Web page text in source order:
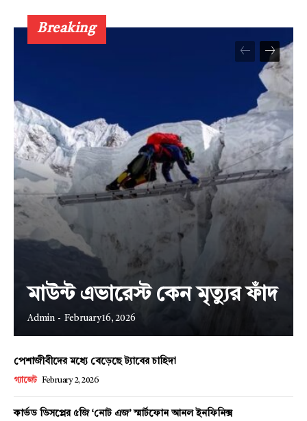
Champs21
Breaking
মাউন্ট এভারেস্ট কেন মৃত্যুর ফাঁদ
Admin - February 16, 2026
পেশাজীবীদের মধ্যে বেড়েছে ট্যাবের চাহিদা
গ্যাজেট February 2, 2026
কার্ভড ডিসপ্লের ৫জি ‘নোট এজ’ স্মার্টফোন আনল ইনফিনিক্স